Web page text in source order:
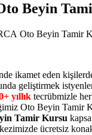
Beyin
Oto Beyin Tamir
ikamet eden
geliştirmek
yıllık tecrübmizle
Oto Beyin Tamir
Tamir Kursu
ücretsiz